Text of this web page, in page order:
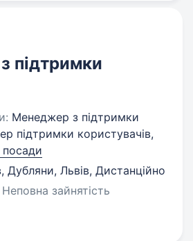
підтримки
Менеджер з підтримки
підтримки користувачів,
, Дубляни, Львів, Дистанційно
зайнятість